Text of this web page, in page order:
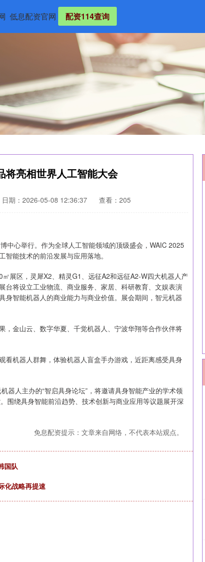
低息配资官网 配资114查询
将亮相世界人工智能大会
日期：2026-05-08 12:36:37 查看：205
中心举行。作为全球人工智能领域的顶级盛会，WAIC 2025
能技术的前沿发展与应用落地。
展区，灵犀X2、精灵G1、远征A2和远征A2-W四大机器人产
将设立工业物流、商业服务、家居、科研教育、文娱表演
智能机器人的商业能力与商业价值。展会期间，智元机器
金山云、数字华夏、千觉机器人、宁波华翔等合作伙伴将
机器人群舞，体验机器人盲盒手办游戏，近距离感受具身
器人主办的“智启具身论坛”，将邀请具身智能产业的学术领
围绕具身智能前沿趋势、技术创新与商业应用等议题展开深
免息配资提示：文章来自网络，不代表本站观点。
国队
化战略再提速